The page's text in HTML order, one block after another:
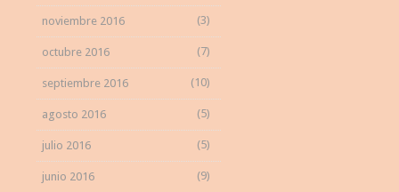
noviembre 2016 (3)
octubre 2016 (7)
septiembre 2016 (10)
agosto 2016 (5)
julio 2016 (5)
junio 2016 (9)